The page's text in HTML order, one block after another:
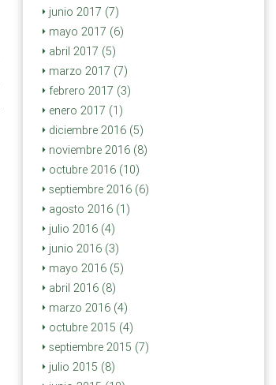
junio 2017 (7)
mayo 2017 (6)
abril 2017 (5)
marzo 2017 (7)
febrero 2017 (3)
enero 2017 (1)
diciembre 2016 (5)
noviembre 2016 (8)
octubre 2016 (10)
septiembre 2016 (6)
agosto 2016 (1)
julio 2016 (4)
junio 2016 (3)
mayo 2016 (5)
abril 2016 (8)
marzo 2016 (4)
octubre 2015 (4)
septiembre 2015 (7)
julio 2015 (8)